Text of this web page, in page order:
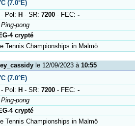
(7.0°E)
- Pol: H - SR: 7200 - FEC: -
pong
4 crypté
Tennis Championships in Malmö
le 12/09/2023 à 10:55
(7.0°E)
- Pol: H - SR: 7200 - FEC: -
pong
4 crypté
Tennis Championships in Malmö